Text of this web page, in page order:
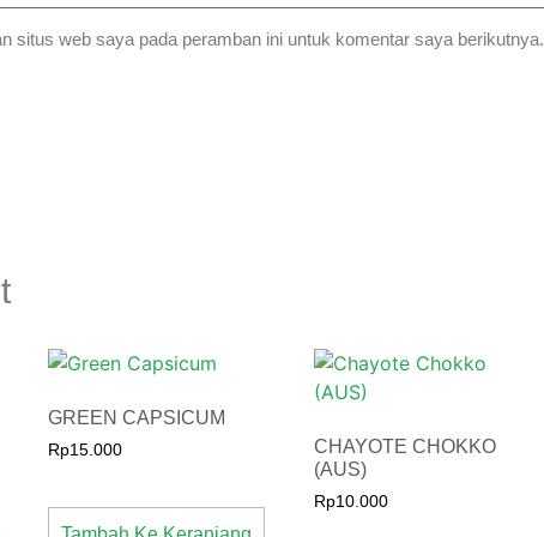
situs web saya pada peramban ini untuk komentar saya berikutnya.
GREEN CAPSICUM
Rp15.000
CHAYOTE CHOKKO
(AUS)
Rp10.000